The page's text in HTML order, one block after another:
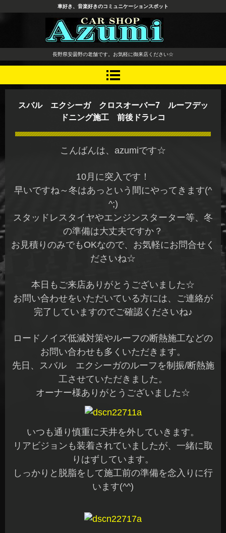
長野県 安曇野市 タイヤ ホ
イール デッドニング カーオ
ーディオ レカロシート
車好き、音楽好きのコミュニケーションスポット
長野県安曇野の老舗です。お気軽に御来店ください☆
スバル エクシーガ クロスオーバー7 ルーフデッ
ドニング施工 前後ドラレコ
こんばんは、azumiです☆
10月に突入です！
早いですね～冬はあっという間にやってきます(^
^;)
スタッドレスタイヤやエンジンスターター等、冬
の準備は大丈夫ですか？
お見積りのみでもOKなので、お気軽にお問合せく
ださいね☆
本日もご来店ありがとうございました☆
お問い合わせをいただいている方には、ご連絡が
完了していますのでご確認くださいね♪
ロードノイズ低減対策やルーフの断熱施工などの
お問い合わせも多くいただきます。
先日、スバル エクシーガのルーフを制振/断熱施
工させていただきました。
オーナー様ありがとうございました☆
いつも通り慎重に天井を外していきます。
リアビジョンも装着されていましたが、一緒に取
りはずしています。
しっかりと脱脂をして施工前の準備を念入りに行
います(^^)